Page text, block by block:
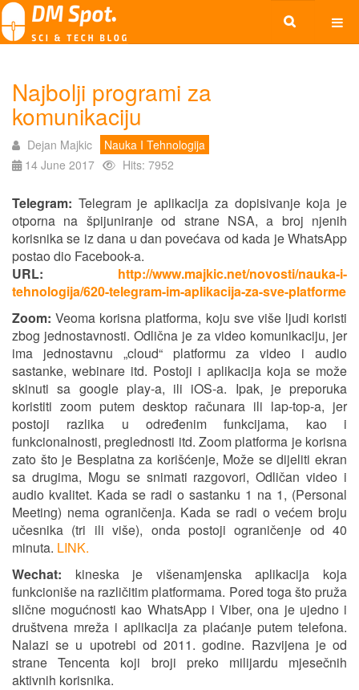
Najbolji programi za
komunikaciju
Dejan Majkic
Nauka I Tehnologija
14 June 2017
Hits: 7952
Telegram: Telegram je aplikacija za dopisivanje koja je
otporna na špijuniranje od strane NSA, a broj njenih
korisnika se iz dana u dan povećava od kada je WhatsApp
postao dio Facebook-a.
URL: http://www.majkic.net/novosti/nauka-i-
tehnologija/620-telegram-im-aplikacija-za-sve-platforme
Zoom:Veoma korisna platforma, koju sve više ljudi koristi
zbog jednostavnosti. Odlična je za video komunikaciju, jer
ima jednostavnu „cloud“ platformu za video i audio
sastanke, webinare itd. Postoji i aplikacija koja se može
skinuti sa google play-a, ili iOS-a. Ipak, je preporuka
koristiti zoom putem desktop računara ili lap-top-a, jer
postoji razlika u određenim funkcijama, kao i
funkcionalnosti, preglednosti itd. Zoom platforma je korisna
zato što je Besplatna za korišćenje, Može se dijeliti ekran
sa drugima, Mogu se snimati razgovori, Odličan video i
audio kvalitet. Kada se radi o sastanku 1 na 1, (Personal
Meeting) nema ograničenja. Kada se radi o većem broju
učesnika (tri ili više), onda postoji ograničenje od 40
minuta. LINK.
Wechat: kineska je višenamjenska aplikacija koja
funkcioniše na različitim platformama. Pored toga što pruža
slične mogućnosti kao WhatsApp i Viber, ona je ujedno i
društvena mreža i aplikacija za plaćanje putem telefona.
Nalazi se u upotrebi od 2011. godine. Razvijena je od
strane Tencenta koji broji preko milijardu mjesečnih
aktivnih korisnika.